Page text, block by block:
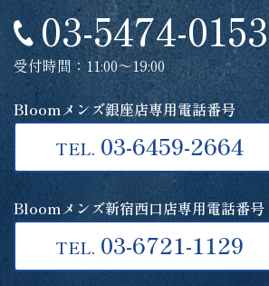
03-5474-0153
受付時間：11:00～19:00
Bloomメンズ銀座店専用電話番号
TEL. 03-6459-2664
Bloomメンズ新宿西口店専用電話番号
TEL. 03-6721-1129